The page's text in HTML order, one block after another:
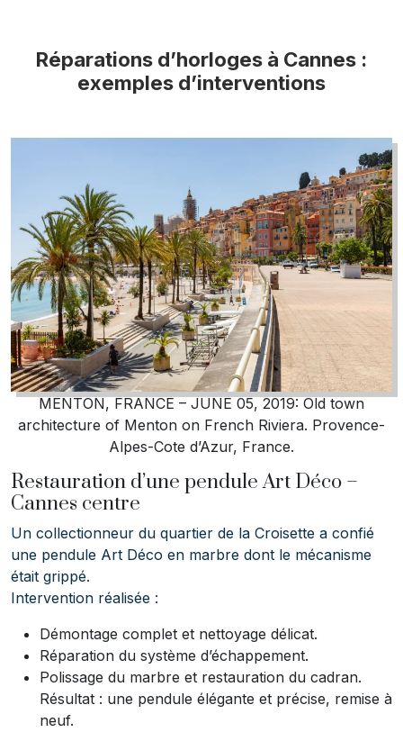
Réparations d’horloges à Cannes :
exemples d’interventions
MENTON, FRANCE – JUNE 05, 2019: Old town
architecture of Menton on French Riviera. Provence-
Alpes-Cote d’Azur, France.
Restauration d’une pendule Art Déco –
Cannes centre
Un collectionneur du quartier de la Croisette a confié
une pendule Art Déco en marbre dont le mécanisme
était grippé.
Intervention réalisée :
Démontage complet et nettoyage délicat.
Réparation du système d’échappement.
Polissage du marbre et restauration du cadran.
Résultat : une pendule élégante et précise, remise à
neuf.